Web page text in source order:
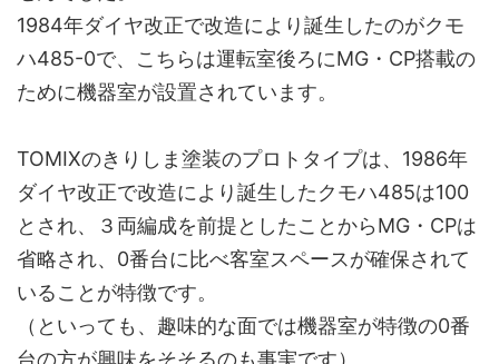
1984年ダイヤ改正で改造により誕生したのがクモ
ハ485-0で、こちらは運転室後ろにMG・CP搭載の
ために機器室が設置されています。
TOMIXのきりしま塗装のプロトタイプは、1986年
ダイヤ改正で改造により誕生したクモハ485は100
とされ、３両編成を前提としたことからMG・CPは
省略され、0番台に比べ客室スペースが確保されて
いることが特徴です。
（といっても、趣味的な面では機器室が特徴の0番
台の方が興味をそそるのも事実です）